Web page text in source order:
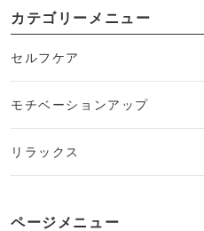
カテゴリーメニュー
セルフケア
モチベーションアップ
リラックス
ページメニュー